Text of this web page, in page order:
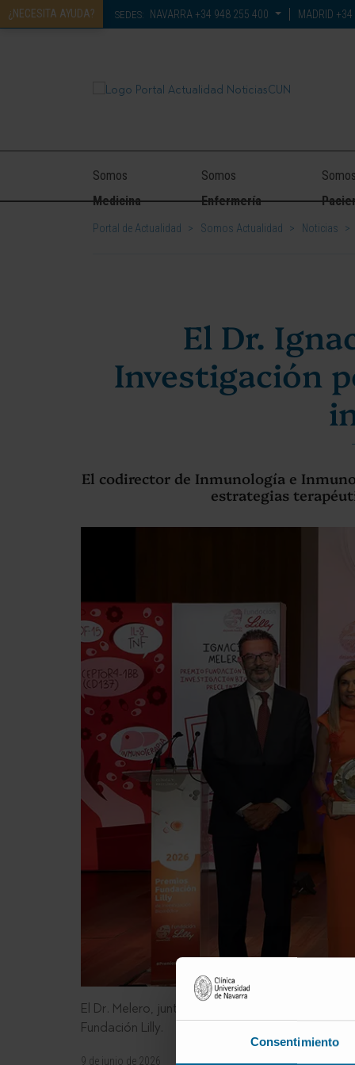
Consentimiento
¿NECESITA AYUDA? SEDES: NAVARRA +34 948 255 400 MADRID
Somos
Medicina
Somos
Enfermería
Somos
Portal de Actualidad > Somos Actualidad > Noticias >
El Dr.
Investigación
El codirector de Inmunología e
estrategias
El Dr. Melero, junto a Juan Cruz Cigudosa,
Fundación Lilly.
9 de junio de 2026